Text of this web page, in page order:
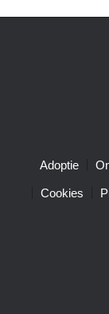
Adoptie
Cookies